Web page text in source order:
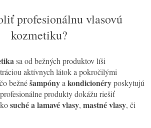
profesionálnu vlasovú
kozmetiku?
sa od bežných produktov líši
aktívnych látok a pokročilými
bežnéšampónyakondicionéryposkytujú
produkty dokážu riešiť
suché a lamavé vlasy, mastné vlasy, či